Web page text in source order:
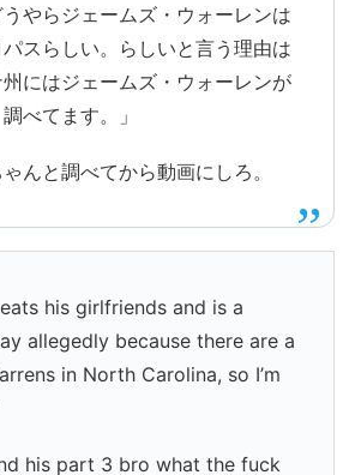
やらジェームズ・ウォーレンは
スらしい。らしいと言う理由は
にはジェームズ・ウォーレンが
べてます。」
んと調べてから動画にしろ。
his girlfriends and is a
allegedly because there are a
in North Carolina, so I’m
his part 3 bro what the fuck